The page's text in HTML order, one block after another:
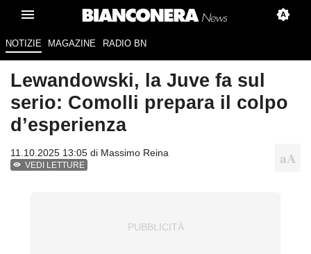
NOTIZIE MAGAZINE RADIO BN
Lewandowski, la Juve fa sul
serio: Comolli prepara il colpo
d’esperienza
11.10.2025 13:05 di Massimo Reina
VEDI LETTURE